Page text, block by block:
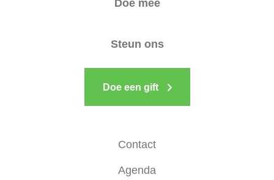
Doe mee
Steun ons
Doe een gift
Contact
Agenda